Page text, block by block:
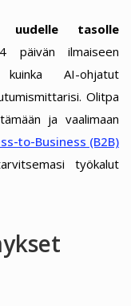
uudelle tasolle
päivän ilmaiseen
AI-ohjatut
Olitpa
ja vaalimaan
to-Business (B2B)
työkalut